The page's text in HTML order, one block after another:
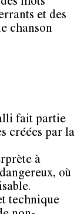
mots
et des
chanson
fait partie
créées par la
à
où
technique